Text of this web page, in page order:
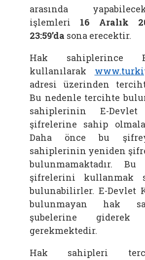
arasında
işlemleri
16 Aralık
23:59’da sona erecektir.
Hak sahiplerince
kullanılarak
adresi üzerinden
Bu nedenle tercihte
sahiplerinin E-Devlet
şifrelerine sahip
Daha önce bu
sahiplerinin yeniden
bulunmamaktadır.
şifrelerini kullanmak
bulunabilirler. E-Devlet
bulunmayan hak
şubelerine
gerekmektedir.
Hak sahipleri